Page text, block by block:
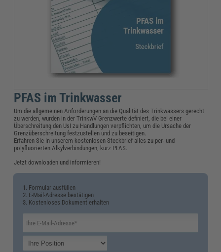
PFAS im Trinkwasser
Um die allgemeinen Anforderungen an die Qualität des Trinkwassers gerecht
zu werden, wurden in der TrinkwV Grenzwerte definiert, die bei einer
Überschreitung den UsI zu Handlungen verpflichten, um die Ursache der
Grenzüberschreitung festzustellen und zu beseitigen.
Erfahren Sie in unserem kostenlosen Steckbrief alles zu per- und
polyfluorierten Alkylverbindungen, kurz PFAS.
Jetzt downloaden und informieren!
1. Formular ausfüllen
2. E-Mail-Adresse bestätigen
3. Kostenloses Dokument erhalten